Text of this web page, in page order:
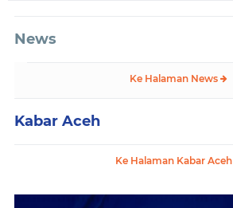
News
Ke Halaman News
Kabar Aceh
Ke Halaman Kabar Aceh